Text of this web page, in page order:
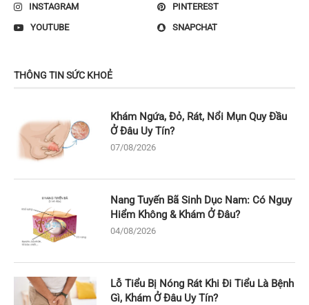
INSTAGRAM
PINTEREST
YOUTUBE
SNAPCHAT
THÔNG TIN SỨC KHOẺ
Khám Ngứa, Đỏ, Rát, Nổi Mụn Quy Đầu
Ở Đâu Uy Tín?
07/08/2026
Nang Tuyến Bã Sinh Dục Nam: Có Nguy
Hiểm Không & Khám Ở Đâu?
04/08/2026
Lỗ Tiểu Bị Nóng Rát Khi Đi Tiểu Là Bệnh
Gì, Khám Ở Đâu Uy Tín?